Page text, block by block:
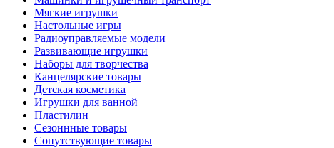
Мягкие игрушки
Настольные игры
Радиоуправляемые модели
Развивающие игрушки
Наборы для творчества
Канцелярские товары
Детская косметика
Игрушки для ванной
Пластилин
Сезоннные товары
Сопутствующие товары